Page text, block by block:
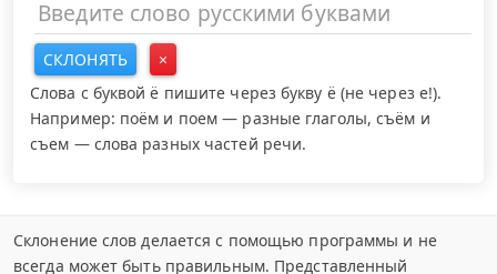
СКЛОНЯТЬ
×
Слова с буквой ё пишите через букву ё (не через е!).
Например: поём и поем — разные глаголы, съём и
съем — слова разных частей речи.
Склонение слов делается с помощью программы и не
всегда может быть правильным. Представленный